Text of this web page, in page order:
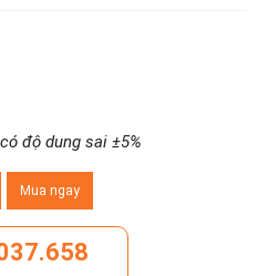
độ dung sai ±5%
Mua ngay